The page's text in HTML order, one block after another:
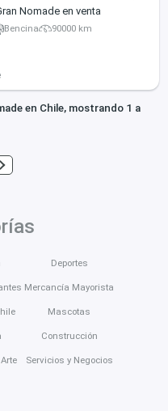
Nomade en venta
Bencina 90000 km
en Chile, mostrando 1 a
Deportes
Mercancía Mayorista
Mascotas
Construcción
Servicios y Negocios